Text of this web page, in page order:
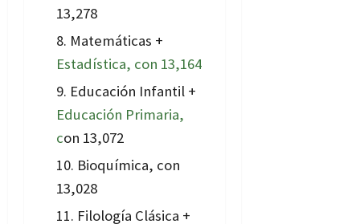
13,278
Matemáticas +
Estadística, con 13,164
Educación Infantil +
Educación Primaria,
con 13,072
Bioquímica, con
13,028
Filología Clásica +